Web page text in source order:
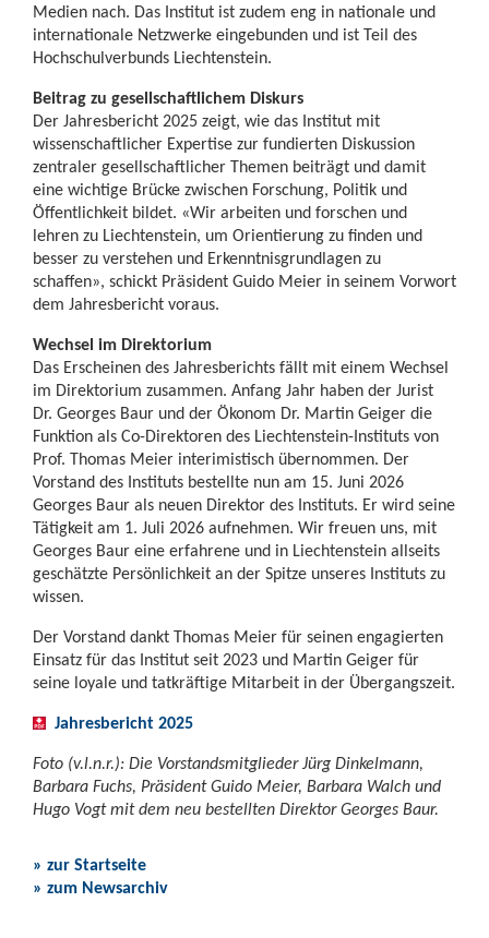
Medien nach. Das Institut ist zudem eng in nationale und
internationale Netzwerke eingebunden und ist Teil des
Hochschulverbunds Liechtenstein.
Beitrag zu gesellschaftlichem Diskurs
Der Jahresbericht 2025 zeigt, wie das Institut mit
wissenschaftlicher Expertise zur fundierten Diskussion
zentraler gesellschaftlicher Themen beiträgt und damit
eine wichtige Brücke zwischen Forschung, Politik und
Öffentlichkeit bildet. «Wir arbeiten und forschen und
lehren zu Liechtenstein, um Orientierung zu finden und
besser zu verstehen und Erkenntnisgrundlagen zu
schaffen», schickt Präsident Guido Meier in seinem Vorwort
dem Jahresbericht voraus.
Wechsel im Direktorium
Das Erscheinen des Jahresberichts fällt mit einem Wechsel
im Direktorium zusammen. Anfang Jahr haben der Jurist
Dr. Georges Baur und der Ökonom Dr. Martin Geiger die
Funktion als Co-Direktoren des Liechtenstein-Instituts von
Prof. Thomas Meier interimistisch übernommen. Der
Vorstand des Instituts bestellte nun am 15. Juni 2026
Georges Baur als neuen Direktor des Instituts. Er wird seine
Tätigkeit am 1. Juli 2026 aufnehmen. Wir freuen uns, mit
Georges Baur eine erfahrene und in Liechtenstein allseits
geschätzte Persönlichkeit an der Spitze unseres Instituts zu
wissen.
Der Vorstand dankt Thomas Meier für seinen engagierten
Einsatz für das Institut seit 2023 und Martin Geiger für
seine loyale und tatkräftige Mitarbeit in der Übergangszeit.
Jahresbericht 2025
Foto (v.l.n.r.): Die Vorstandsmitglieder Jürg Dinkelmann,
Barbara Fuchs, Präsident Guido Meier, Barbara Walch und
Hugo Vogt mit dem neu bestellten Direktor Georges Baur.
» zur Startseite
» zum Newsarchiv